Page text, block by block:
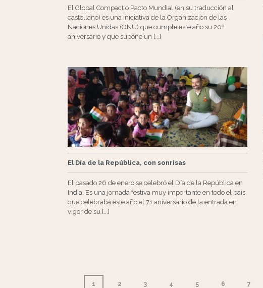
El Global Compact o Pacto Mundial (en su traducción al
castellano) es una iniciativa de la Organización de las
Naciones Unidas (ONU) que cumple este año su 20º
aniversario y que supone un [...]
El Día de la República, con sonrisas
El pasado 26 de enero se celebró el Día de la República en
India. Es una jornada festiva muy importante en todo el país,
que celebraba este año el 71 aniversario de la entrada en
vigor de su [...]
1 2 3 4 5 6 7